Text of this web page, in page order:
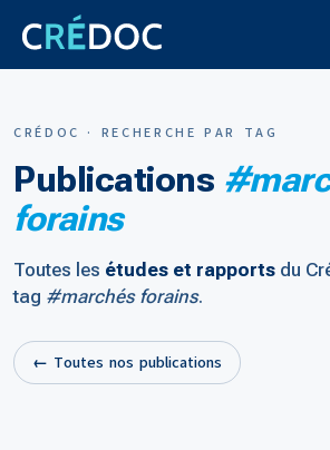
CRÉDOC · RECHERCHE PAR TAG
Publications
forains
Toutes les études et rapports du
tag #marchés forains.
← Toutes nos publications